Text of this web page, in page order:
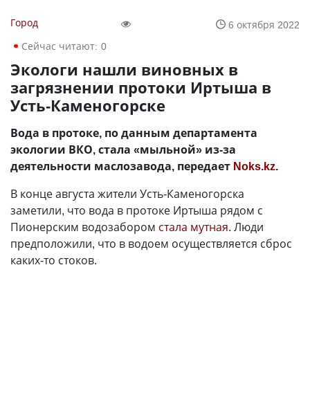
Город
6 октября 2022
Сейчас читают: 0
Экологи нашли виновных в
загрязнении протоки Иртыша в
Усть-Каменогорске
Вода в протоке, по данным департамента
экологии ВКО, стала «мыльной» из-за
деятельности маслозавода, передает Noks.kz.
В конце августа жители Усть-Каменогорска
заметили, что вода в протоке Иртыша рядом с
Пионерским водозабором стала мутная. Люди
предположили, что в водоем осуществляется сброс
каких-то стоков.